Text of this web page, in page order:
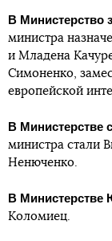
В Министерство
министра
и Младена
Симоненко,
европейской
В Министерстве
министра стали
Ненюченко.
В Министерстве
Коломиец.